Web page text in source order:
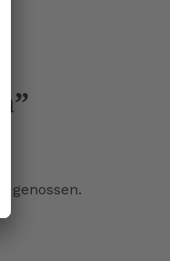
genossen.